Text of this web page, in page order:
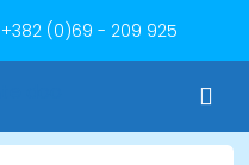
+382 (0)69 - 209 925